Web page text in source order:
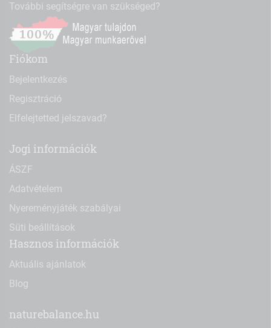
További segítségre van szükséged?
Fiókom
Bejelentkezés
Regisztráció
Elfelejtetted jelszavad?
Jogi információk
ÁSZF
Adatvételem
Nyereményjáték szabályai
Süti beállítások
Hasznos információk
Aktuális ajánlatok
Blog
naturebalance.hu